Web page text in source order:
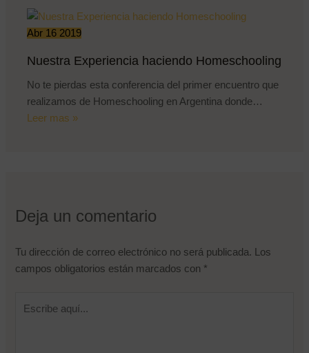
Abr 16 2019
Nuestra Experiencia haciendo Homeschooling
No te pierdas esta conferencia del primer encuentro que
realizamos de Homeschooling en Argentina donde…
Leer mas »
Deja un comentario
Tu dirección de correo electrónico no será publicada. Los
campos obligatorios están marcados con *